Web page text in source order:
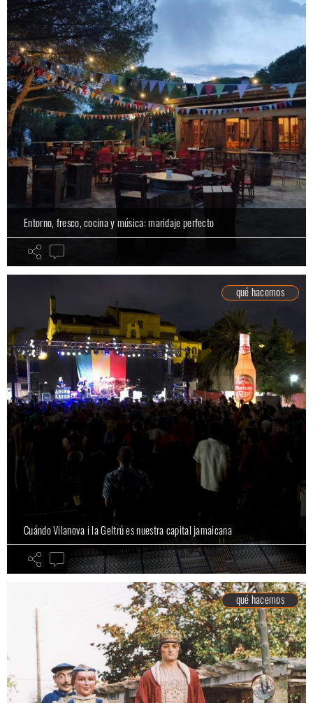
Entorno, fresco, cocina y música: maridaje perfecto
qué hacemos
Cuándo Vilanova i la Geltrú es nuestra capital jamaicana
qué hacemos